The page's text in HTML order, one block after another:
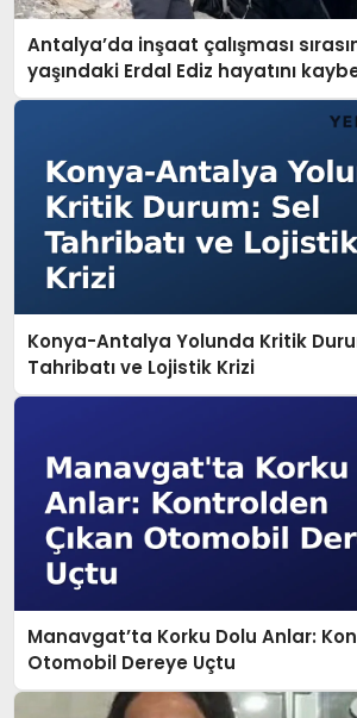
Antalya’da inşaat çalışması
yaşındaki Erdal Ediz hayatını
Konya-Antalya Yolunda Kritik
Tahribatı ve Lojistik Krizi
Manavgat’ta Korku Dolu Anlar:
Otomobil Dereye Uçtu